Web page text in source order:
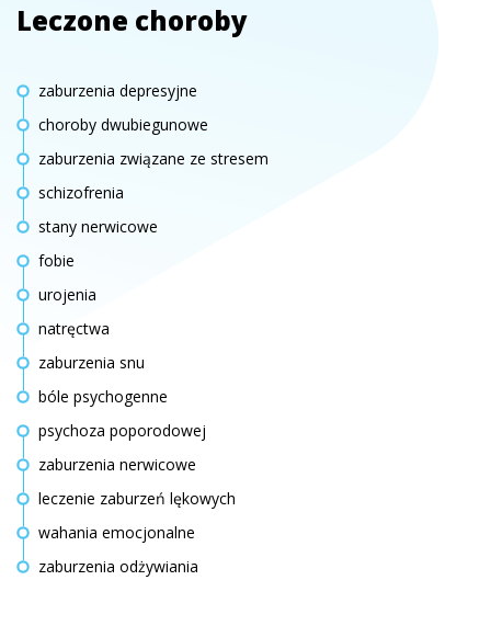
Leczone choroby
zaburzenia depresyjne
choroby dwubiegunowe
zaburzenia związane ze stresem
schizofrenia
stany nerwicowe
fobie
urojenia
natręctwa
zaburzenia snu
bóle psychogenne
psychoza poporodowej
zaburzenia nerwicowe
leczenie zaburzeń lękowych
wahania emocjonalne
zaburzenia odżywiania